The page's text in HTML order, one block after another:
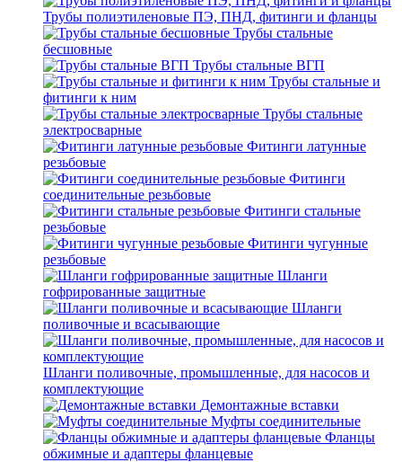
Трубы полиэтиленовые ПЭ, ПНД, фитинги и фланцы
Трубы стальные
бесшовные
Трубы стальные ВГП
Трубы стальные и
фитинги к ним
Трубы стальные
электросварные
Фитинги латунные
резьбовые
Фитинги
соединительные резьбовые
Фитинги стальные
резьбовые
Фитинги чугунные
резьбовые
Шланги
гофрированные защитные
Шланги
поливочные и всасывающие
Шланги поливочные, промышленные, для насосов и
комплектующие
Демонтажные вставки
Муфты соединительные
Фланцы
обжимные и адаптеры фланцевые